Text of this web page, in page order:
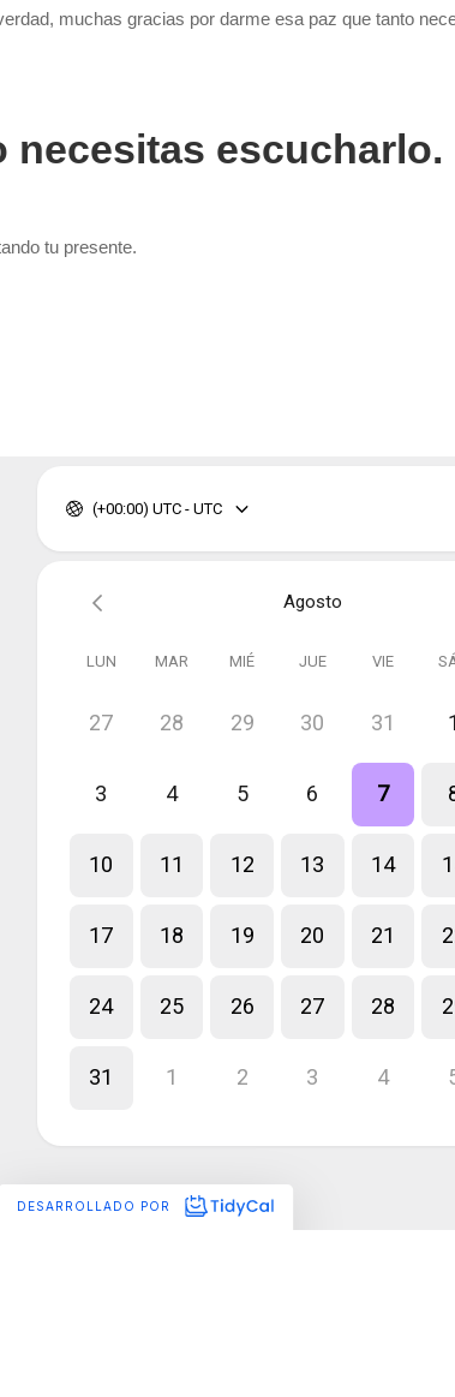
muchas gracias por darme esa paz que tanto
necesitas escucharlo.
tu presente.